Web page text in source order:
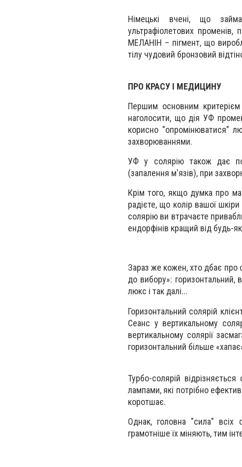
Німецькі вчені, що
ультрафіолетових
МЕЛАНІН – пігмент, що
тілу чудовий бронзовий
ПРО КРАСУ І МЕДИЦИНУ
Першим основним критерієм
наголосити, що дія УФ
корисно "опромінюватися"
захворюваннями.
УФ у солярію також дає
(запалення м'язів), при
Крім того, якщо думка про
радієте, що колір вашої
солярію ви втрачаєте
ендорфінів кращий від будь-
Зараз же кожен, хто дбає про
до вибору»: горизонтальний,
люкс і так далі...
Горизонтальний солярій
Сеанс у вертикальному
вертикальному солярії
горизонтальний більше
Турбо-солярій
лампами, які потрібно
коротшає.
Однак, головна "сила"
грамотніше їх міняють, тим